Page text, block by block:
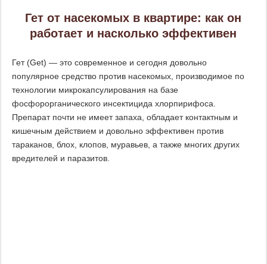
Гет от насекомых в квартире: как он
работает и насколько эффективен
Гет (Get) — это современное и сегодня довольно
популярное средство против насекомых, производимое по
технологии микрокапсулирования на базе
фосфорорганического инсектицида хлорпирифоса.
Препарат почти не имеет запаха, обладает контактным и
кишечным действием и довольно эффективен против
тараканов, блох, клопов, муравьев, а также многих других
вредителей и паразитов.